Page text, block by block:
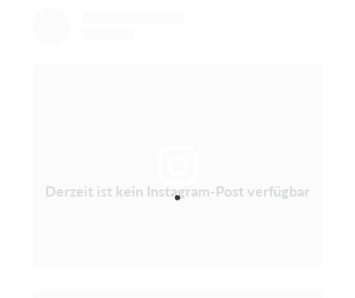
Derzeit ist kein Instagram-Post verfügbar